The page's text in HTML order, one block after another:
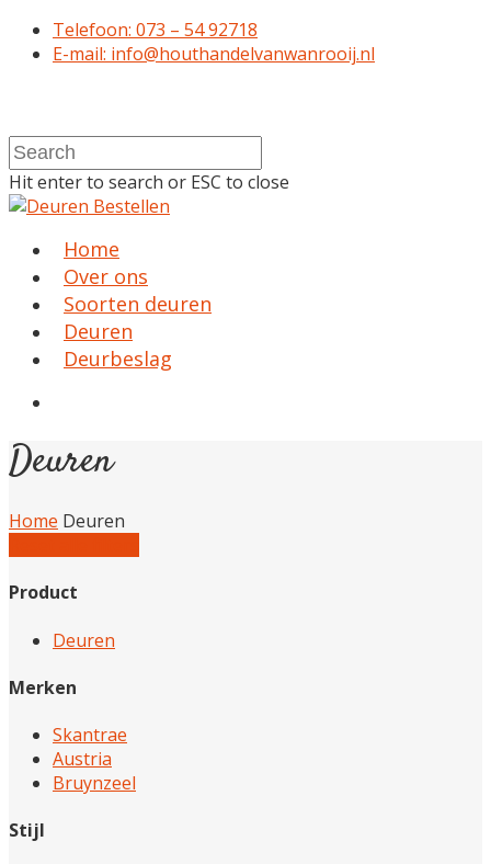
Telefoon: 073 – 54 92718
E-mail: info@houthandelvanwanrooij.nl
Hit enter to search or ESC to close
Home
Over ons
Soorten deuren
Deuren
Deurbeslag
Deuren
Home Deuren
Product
Deuren
Merken
Skantrae
Austria
Bruynzeel
Stijl